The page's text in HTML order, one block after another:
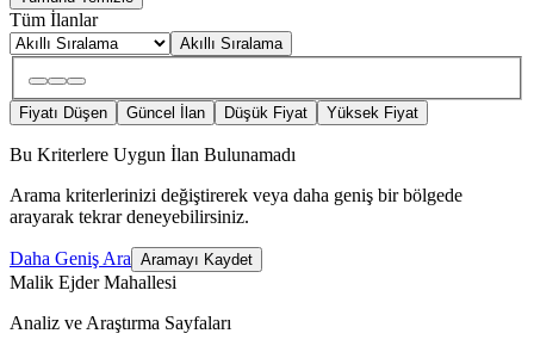
Tüm İlanlar
Akıllı Sıralama
Fiyatı Düşen Güncel İlan Düşük Fiyat Yüksek Fiyat
Bu Kriterlere Uygun İlan Bulunamadı
Arama kriterlerinizi değiştirerek veya daha geniş bir bölgede
arayarak tekrar deneyebilirsiniz.
Daha Geniş Ara Aramayı Kaydet
Malik Ejder Mahallesi
Analiz ve Araştırma Sayfaları